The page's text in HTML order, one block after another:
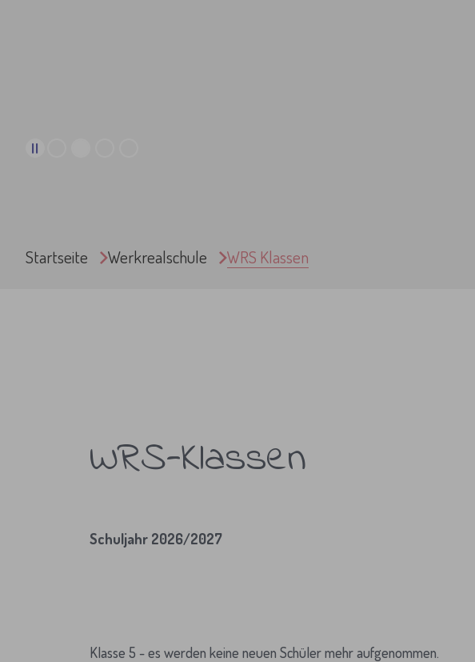
Startseite Werkrealschule WRS Klassen
WRS-Klassen
Schuljahr 2026/2027
Klasse 5 - es werden keine neuen Schüler mehr aufgenommen.